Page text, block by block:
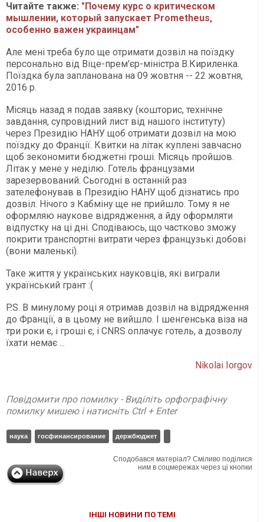
Читайте также: "Почему курс о критическом
мышлении, который запускает Prometheus,
особенно важен украинцам"
Але мені треба було ще отримати дозвіл на поїздку
персонально від Віце-прем'єр-міністра В.Кириленка.
Поїздка була запланована на 09 жовтня -- 22 жовтня,
2016 р.
Місяць назад я подав заявку (кошторис, технічне
завдання, супровідний лист від нашого інституту)
через Президію НАНУ щоб отримати дозвіл на мою
поїздку до Франції. Квитки на літак куплені завчасно
щоб зекономити бюджетні гроші. Місяць пройшов.
Літак у мене у неділю. Готель французами
зарезервований. Сьогодні в останній раз
зателефонував в Президію НАНУ щоб дізнатись про
дозвіл. Нічого з Кабміну ще не прийшло. Тому я не
оформляю наукове відрядження, а йду оформляти
відпустку на ці дні. Сподіваюсь, що частково зможу
покрити транспортні витрати через французькі добові
(вони маленькі).
Таке життя у українських науковців, які виграли
український грант :(
P.S. В минулому році я отримав дозвіл на відрядження
до Франції, а в цьому не вийшло. І шенгенська віза на
три роки є, і гроші є, і CNRS оплачує готель, а дозволу
їхати немає ...
Nikolai Iorgov
Повідомити про помилку - Виділіть орфографічну
помилку мишею і натисніть Ctrl + Enter
наука госфинансирование держбюджет
Сподобався матеріал? Сміливо поділися
ним в соцмережах через ці кнопки
ІНШІ НОВИНИ ПО ТЕМІ